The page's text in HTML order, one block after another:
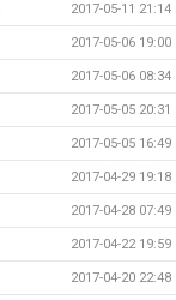
2017-05-11 21:14
2017-05-06 19:00
2017-05-06 08:34
2017-05-05 20:31
2017-05-05 16:49
2017-04-29 19:18
2017-04-28 07:49
2017-04-22 19:59
2017-04-20 22:48